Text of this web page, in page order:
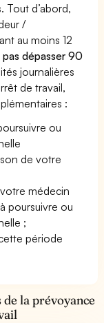
Tout d’abord,
/
au moins 12
dépasser 90
journalières
de travail,
:
ou
de votre
médecin
poursuivre ou
;
période
la prévoyance